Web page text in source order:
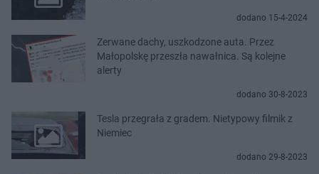
dodano 15-4-2024
Zerwane dachy, uszkodzone auta. Przez
Małopolskę przeszła nawałnica. Są kolejne
alerty
dodano 30-8-2023
Tesla przegrała z gradem. Nietypowy filmik z
Niemiec
dodano 29-8-2023